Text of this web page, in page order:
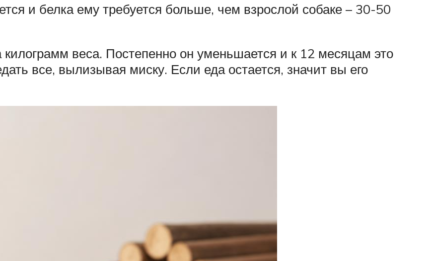
и белка ему требуется больше, чем взрослой собаке – 30-50
веса. Постепенно он уменьшается и к 12 месяцам это
все, вылизывая миску. Если еда остается, значит вы его